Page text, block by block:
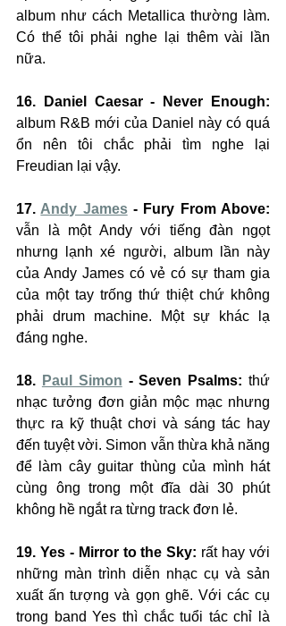
album như cách Metallica thường làm.
Có thể tôi phải nghe lại thêm vài lần
nữa.
16. Daniel Caesar - Never Enough:
album R&B mới của Daniel này có quá
ổn nên tôi chắc phải tìm nghe lại
Freudian lại vậy.
17. Andy James
vẫn là một Andy với tiếng đàn ngọt
nhưng lạnh xé người, album lần này
của Andy James có vẻ có sự tham gia
của một tay trống thứ thiệt chứ không
phải drum machine. Một sự khác lạ
đáng nghe.
18. Paul Simon - Seven Psalms: thứ
nhạc tưởng đơn giản mộc mạc nhưng
thực ra kỹ thuật chơi và sáng tác hay
đến tuyệt vời. Simon vẫn thừa khả năng
để làm cây guitar thùng của mình hát
cùng ông trong một đĩa dài 30 phút
không hề ngắt ra từng track đơn lẻ.
19. Yes - Mirror to the Sky: rất hay với
những màn trình diễn nhạc cụ và sản
xuất ấn tượng và gọn ghẽ. Với các cụ
trong band Yes thì chắc tuổi tác chỉ là